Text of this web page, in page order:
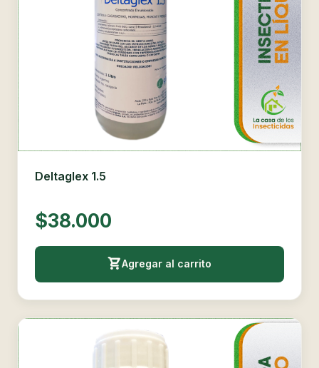
Deltaglex 1.5
$38.000
Agregar al carrito